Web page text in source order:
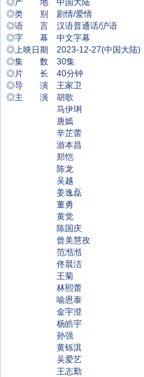
◎产 地 中国大陆
◎类 别 剧情/爱情
◎语 言 汉语普通话/沪语
◎字 幕 中文字幕
◎上映日期 2023-12-27(中国大陆)
◎集 数 30集
◎片 长 40分钟
◎导 演 王家卫
◎主 演 胡歌
马伊琍
唐嫣
辛芷蕾
游本昌
郑恺
陈龙
吴越
姜逸磊
董勇
黄觉
陈国庆
曾美慧孜
范湉湉
佟晨洁
王菊
林熙蕾
喻恩泰
金宇澄
杨皓宇
孙强
黄铄淇
吴爱艺
王志勤